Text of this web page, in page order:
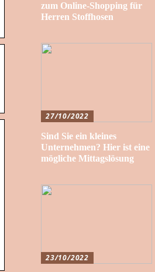
zum Online-Shopping für
Herren Stoffhosen
27/10/2022
Sind Sie ein kleines
Unternehmen? Hier ist eine
mögliche Mittagslösung
23/10/2022